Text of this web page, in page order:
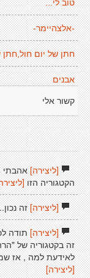
טוב לי...
-אלצהיימר-
חתן של יום
אבנים
קשור אלי
[ליצירה]אהבתי
הקטגוריה הזו
[ליצירה]זה
[ליצירה]תודה
זה בקטגוריה של
לאידעת למה , אז
[ליצירה]